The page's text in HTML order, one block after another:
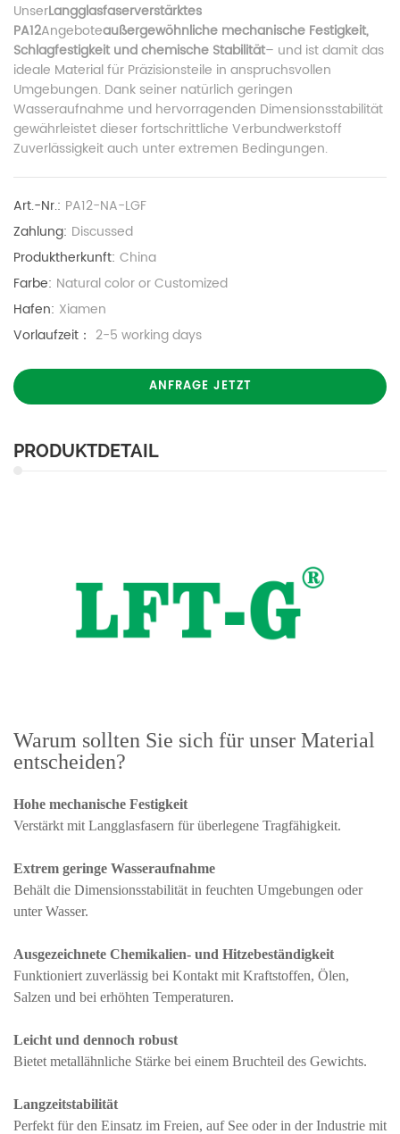
UnserLangglasfaserverstärktes
PA12Angeboteaußergewöhnliche mechanische Festigkeit,
Schlagfestigkeit und chemische Stabilität– und ist damit das
ideale Material für Präzisionsteile in anspruchsvollen
Umgebungen. Dank seiner natürlich geringen
Wasseraufnahme und hervorragenden Dimensionsstabilität
gewährleistet dieser fortschrittliche Verbundwerkstoff
Zuverlässigkeit auch unter extremen Bedingungen.
Art.-Nr.: PA12-NA-LGF
Zahlung: Discussed
Produktherkunft: China
Farbe: Natural color or Customized
Hafen: Xiamen
Vorlaufzeit： 2-5 working days
ANFRAGE JETZT
PRODUKTDETAIL
Warum sollten Sie sich für unser Material
entscheiden?
Hohe mechanische Festigkeit
Verstärkt mit Langglasfasern für überlegene Tragfähigkeit.
Extrem geringe Wasseraufnahme
Behält die Dimensionsstabilität in feuchten Umgebungen oder
unter Wasser.
Ausgezeichnete Chemikalien- und Hitzebeständigkeit
Funktioniert zuverlässig bei Kontakt mit Kraftstoffen, Ölen,
Salzen und bei erhöhten Temperaturen.
Leicht und dennoch robust
Bietet metallähnliche Stärke bei einem Bruchteil des Gewichts.
Langzeitstabilität
Perfekt für den Einsatz im Freien, auf See oder in der Industrie mit